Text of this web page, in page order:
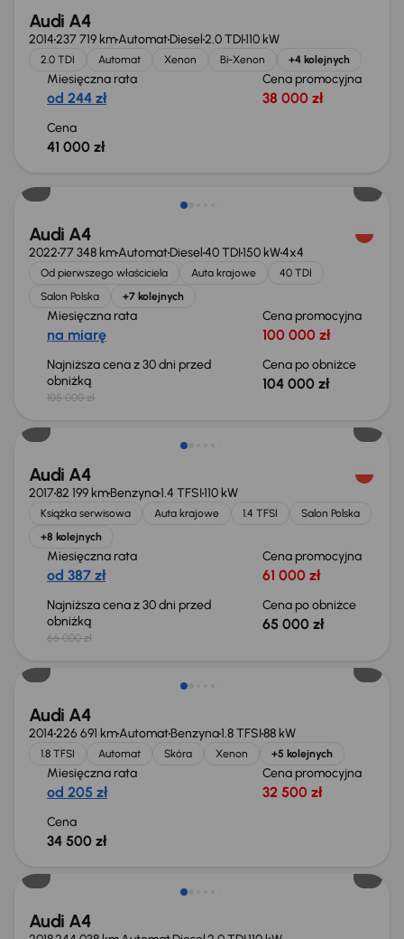
Audi A4
2014237 719 kmAutomatDiesel2.0 TDI110 kW
2.0 TDI Automat Xenon Bi-Xenon +4 kolejnych
Miesięczna rata
od 244 zł
Cena promocyjna
38 000 zł
Cena
41 000 zł
Audi A4
202277 348 kmAutomatDiesel40 TDI150 kW4x4
Od pierwszego właściciela Auta krajowe
40 TDI
Salon Polska
+7 kolejnych
Miesięczna rata
na miarę
Cena promocyjna
100 000 zł
Najniższa cena z 30 dni przed
obniżką
105 000 zł
Cena po obniżce
104 000 zł
Taniej o 1 000 zł
Audi A4
201782 199 kmBenzyna1.4 TFSI110 kW
Książka serwisowa Auta krajowe 1.4 TFSI
Salon Polska
+8 kolejnych
Miesięczna rata
od 387 zł
Cena promocyjna
61 000 zł
Najniższa cena z 30 dni przed
obniżką
66 000 zł
Cena po obniżce
65 000 zł
Audi A4
2014226 691 kmAutomatBenzyna1.8 TFSI88 kW
1.8 TFSI Automat Skóra Xenon +5 kolejnych
Miesięczna rata
od 205 zł
Cena promocyjna
32 500 zł
Cena
34 500 zł
Możliwość odliczenia VAT
Audi A4